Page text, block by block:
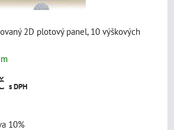
2D plotový panel, 10 výškových
s DPH
10%